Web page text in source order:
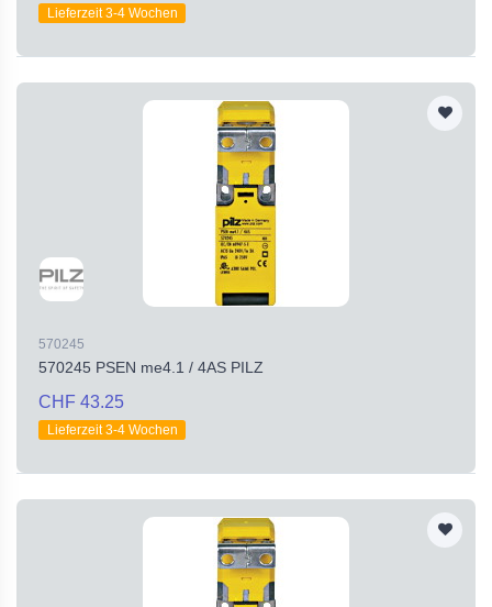
Lieferzeit 3-4 Wochen
570245
570245 PSEN me4.1 / 4AS PILZ
CHF 43.25
Lieferzeit 3-4 Wochen